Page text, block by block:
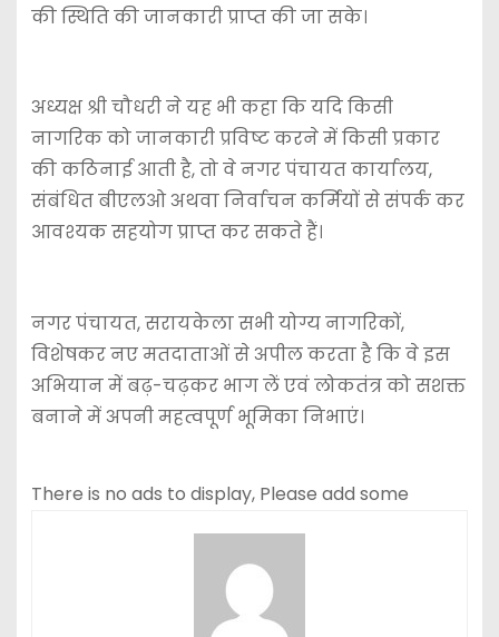
की स्थिति की जानकारी प्राप्त की जा सके।
अध्यक्ष श्री चौधरी ने यह भी कहा कि यदि किसी
नागरिक को जानकारी प्रविष्ट करने में किसी प्रकार
की कठिनाई आती है, तो वे नगर पंचायत कार्यालय,
संबंधित बीएलओ अथवा निर्वाचन कर्मियों से संपर्क कर
आवश्यक सहयोग प्राप्त कर सकते हैं।
नगर पंचायत, सरायकेला सभी योग्य नागरिकों,
विशेषकर नए मतदाताओं से अपील करता है कि वे इस
अभियान में बढ़-चढ़कर भाग लें एवं लोकतंत्र को सशक्त
बनाने में अपनी महत्वपूर्ण भूमिका निभाएं।
There is no ads to display, Please add some